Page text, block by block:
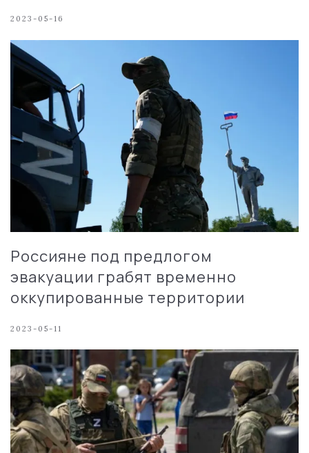
2023-05-16
Россияне под предлогом
эвакуации грабят временно
оккупированные территории
2023-05-11